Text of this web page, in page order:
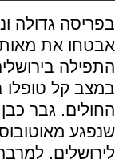
בפריסה גדולה
אבטחו את
במצב קל טופלו
שנפגע
לירושלים.